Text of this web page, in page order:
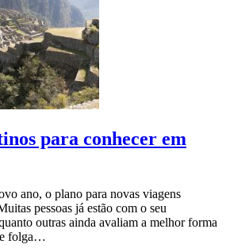
para conhecer em
ano, o plano para novas viagens
pessoas já estão com o seu
outras ainda avaliam a melhor forma
folga…